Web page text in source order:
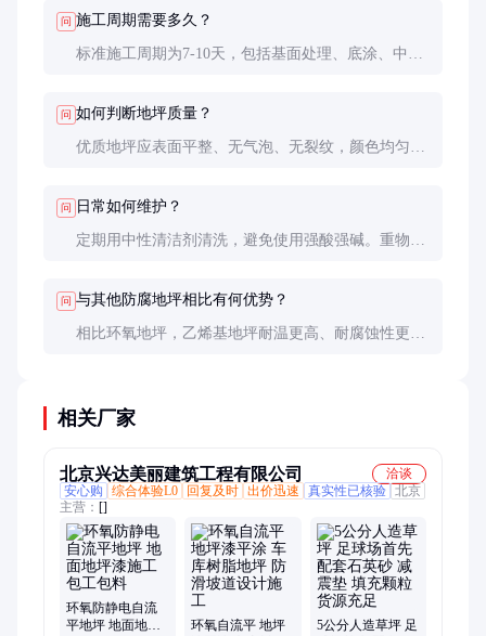
问 施工周期需要多久？
标准施工周期为7-10天，包括基面处理、底涂、中
问 如何判断地坪质量？
优质地坪应表面平整、无气泡、无裂纹，颜色均匀。
问 日常如何维护？
定期用中性清洁剂清洗，避免使用强酸强碱。重物搬
问 与其他防腐地坪相比有何优势？
相比环氧地坪，乙烯基地坪耐温更高、耐腐蚀性更
相关厂家
北京兴达美丽建筑工程有限公司
洽谈
安心购
综合体验L0 回复及时 出价迅速 真实性已核验 北京
主营： []
环氧防静电自流
平地坪 地面地坪
环氧自流平 地坪
5公分人造草坪 足